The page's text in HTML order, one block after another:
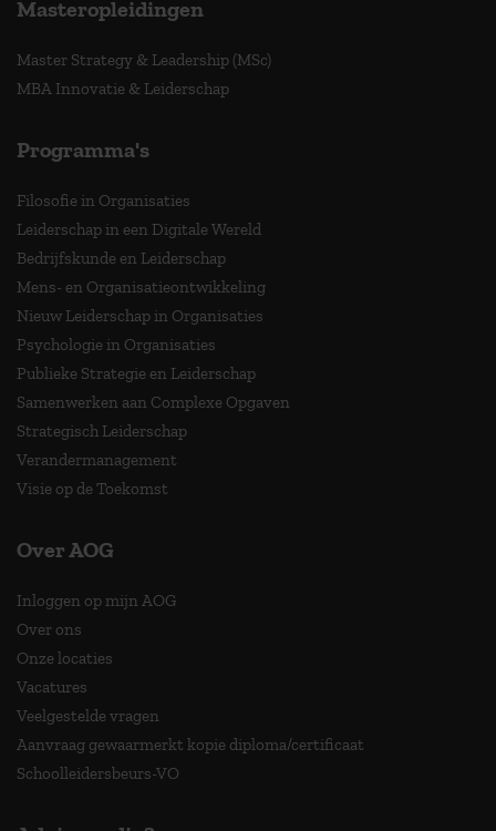
Masteropleidingen
Master Strategy & Leadership (MSc)
MBA Innovatie & Leiderschap
Programma's
Filosofie in Organisaties
Leiderschap in een Digitale Wereld
Bedrijfskunde en Leiderschap
Mens- en Organisatieontwikkeling
Nieuw Leiderschap in Organisaties
Psychologie in Organisaties
Publieke Strategie en Leiderschap
Samenwerken aan Complexe Opgaven
Strategisch Leiderschap
Verandermanagement
Visie op de Toekomst
Over AOG
Inloggen op mijn AOG
Over ons
Onze locaties
Vacatures
Veelgestelde vragen
Aanvraag gewaarmerkt kopie diploma/certificaat
Schoolleidersbeurs-VO